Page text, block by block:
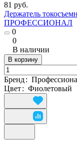
81 руб.
Держатель
ПРОФЕССИОНАЛ
0
0
В наличии
В корзину
Бренд:
Цвет: Фиолетовый